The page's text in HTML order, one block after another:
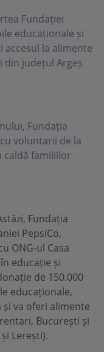
Fundației
educaționale și
la alimente
din județul Argeș
Fundația
voluntarii de la
caldă familiilor
Fundația
PepsiCo,
ONG-ul Casa
educație și
de 150.000
educaționale,
va oferi alimente
București și
Lerești).